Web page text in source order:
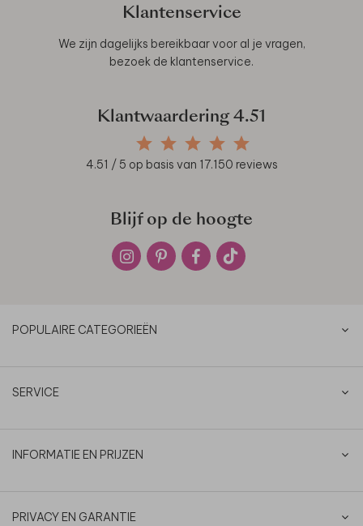
Klantenservice
We zijn dagelijks bereikbaar voor al je vragen,
bezoek de klantenservice.
Klantwaardering 4.51
4.51 / 5 op basis van 17.150 reviews
Blijf op de hoogte
POPULAIRE CATEGORIEËN
SERVICE
INFORMATIE EN PRIJZEN
PRIVACY EN GARANTIE